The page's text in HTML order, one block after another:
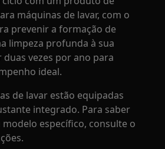
máquinas de lavar, com o
prevenir a formação de
limpeza profunda à sua
duas vezes por ano para
ideal.
de lavar estão equipadas
integrado. Para saber
específico, consulte o